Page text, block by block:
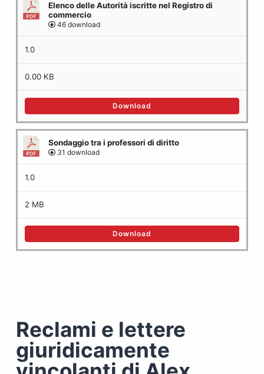
Elenco delle Autorità iscritte nel Registro di
commercio
46 download
1.0
0.00 KB
Download
Sondaggio tra i professori di diritto
31 download
1.0
2 MB
Download
Reclami e lettere
giuridicamente